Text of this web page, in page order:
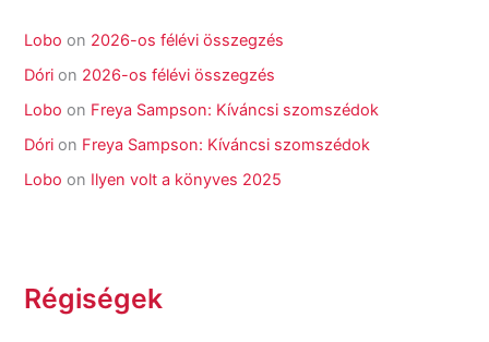
Lobo on 2026-os félévi összegzés
Dóri on 2026-os félévi összegzés
Lobo on Freya Sampson: Kíváncsi szomszédok
Dóri on Freya Sampson: Kíváncsi szomszédok
Lobo on Ilyen volt a könyves 2025
Régiségek